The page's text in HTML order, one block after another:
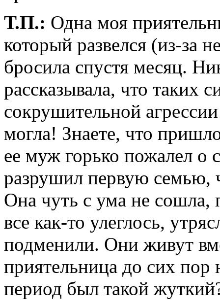
Т.П.: Одна моя
который развелся (из-за
бросила спустя месяц.
рассказывала, что таких
сокрушительной
могла! Знаете, что
ее муж горько пожалел о
разрушил первую семью,
Она чуть с ума не сошла,
все как-то улеглось,
подменили. Они живут
приятельница до сих пор
период был такой